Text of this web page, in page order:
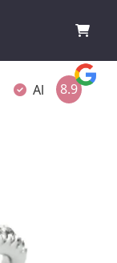
Altijd verpakt
8.9